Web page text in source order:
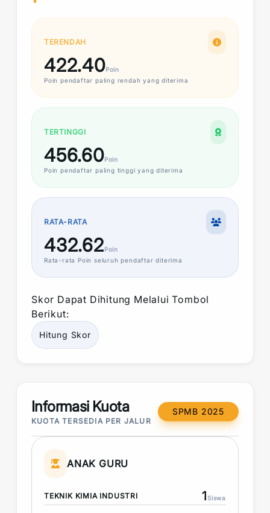
TERENDAH
422.40Poin
Poin pendaftar paling rendah yang diterima
TERTINGGI
456.60Poin
Poin pendaftar paling tinggi yang diterima
RATA-RATA
432.62Poin
Rata-rata Poin seluruh pendaftar diterima
Skor Dapat Dihitung Melalui Tombol
Berikut:
Hitung Skor
Informasi Kuota
KUOTA TERSEDIA PER JALUR
SPMB 2025
ANAK GURU
TEKNIK KIMIA INDUSTRI 1Siswa